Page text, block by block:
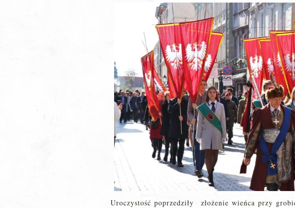
Uroczystość poprzedziły złożenie wieńca przy